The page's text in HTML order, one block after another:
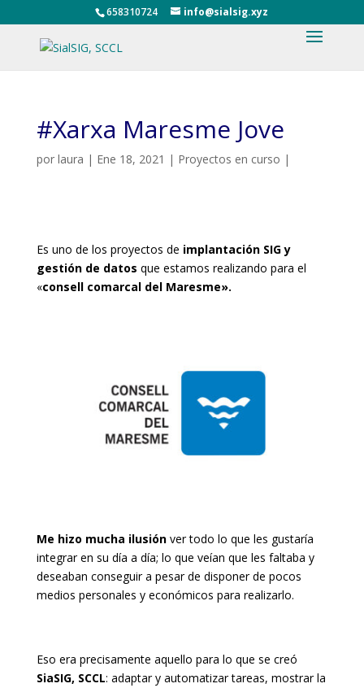
658310724 info@sialsig.xyz
#Xarxa Maresme Jove
por laura | Ene 18, 2021 | Proyectos en curso |
Es uno de los proyectos de implantación SIG y
gestión de datos que estamos realizando para el
«consell comarcal del Maresme».
Me hizo mucha ilusiónver todo lo que les gustaría
integrar en su día a día; lo que veían que les faltaba y
deseaban conseguir a pesar de disponer de pocos
medios personales y económicos para realizarlo.
Eso era precisamente aquello para lo que se creó
SiaSIG, SCCL: adaptar y automatizar tareas, mostrar la